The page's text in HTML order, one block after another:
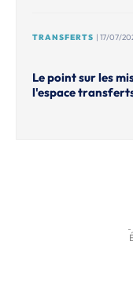
TRANSFERTS | 17/07/
Le point sur les
l'espace